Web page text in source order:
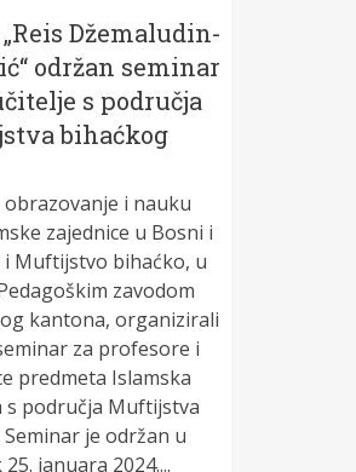
Džemaludin-
održan seminar
s područja
bihaćkog
obrazovanje i nauku
zajednice u Bosni i
i Muftijstvo bihaćko, u
zavodom
kantona, organizirali
za profesore i
predmeta Islamska
s područja Muftijstva
je održan u
januara 2024....